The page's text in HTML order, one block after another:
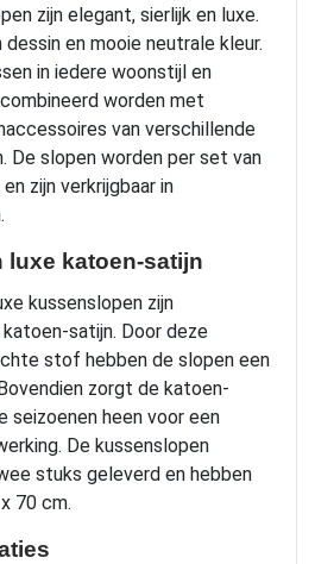
zijn elegant, sierlijk en luxe.
en mooie neutrale kleur.
in iedere woonstijl en
worden met
van verschillende
De slopen worden per set van
zijn verkrijgbaar in
luxe katoen-satijn
kussenslopen zijn
satijn. Door deze
stof hebben de slopen een
zorgt de katoen-
seizoenen heen voor een
De kussenslopen
stuks geleverd en hebben
70 cm.